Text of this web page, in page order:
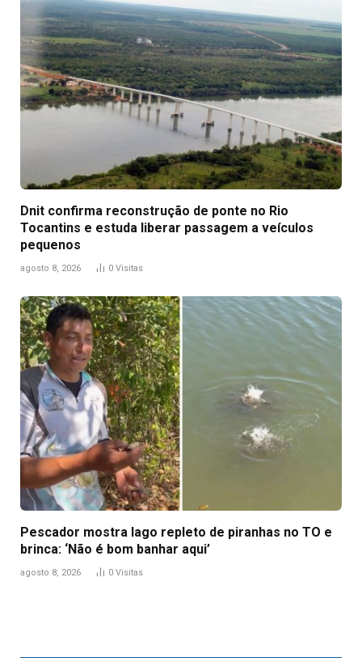
Dnit confirma reconstrução de ponte no Rio
Tocantins e estuda liberar passagem a veículos
pequenos
agosto 8, 2026 0 Visitas
Pescador mostra lago repleto de piranhas no TO e
brinca: ‘Não é bom banhar aqui’
agosto 8, 2026 0 Visitas